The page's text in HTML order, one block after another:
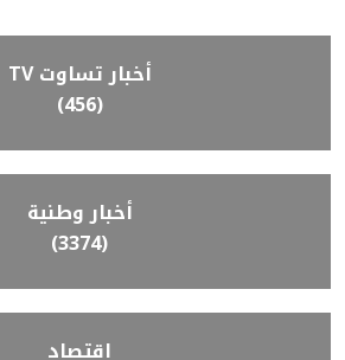
أخبار تساوت TV
(456)
أخبار وطنية
(3374)
اقتصاد